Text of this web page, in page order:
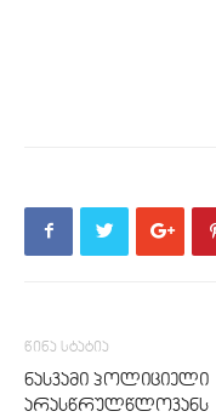
წინა სტატია
ნასვამი პოლიციელი
არასწრულწლოვანს